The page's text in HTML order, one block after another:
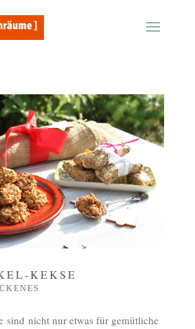
KEKSE
sind nicht nur etwas für gemütliche